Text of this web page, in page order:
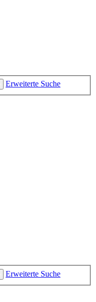
Erweiterte Suche
Erweiterte Suche